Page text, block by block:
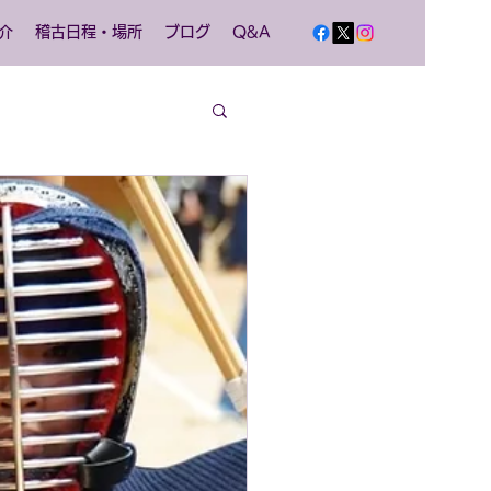
稽古日程・場所 ブログ Q&A